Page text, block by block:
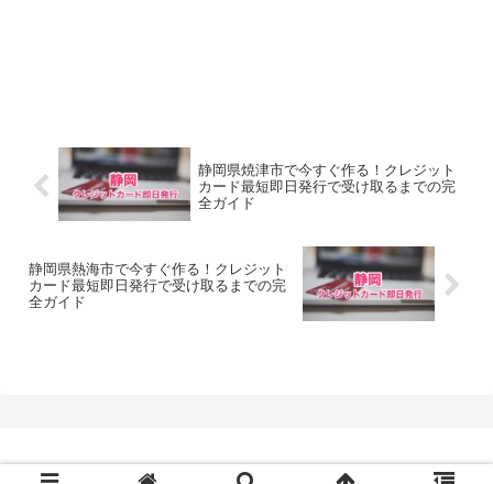
静岡県焼津市で今すぐ作る！クレジット
カード最短即日発行で受け取るまでの完
全ガイド
静岡県熱海市で今すぐ作る！クレジット
カード最短即日発行で受け取るまでの完
全ガイド